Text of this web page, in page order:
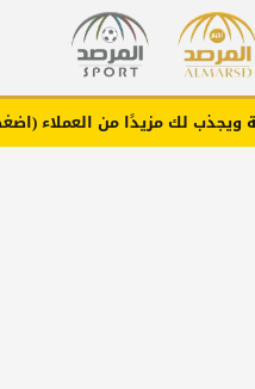
العملاء (اضغط لطلب الإعلان)